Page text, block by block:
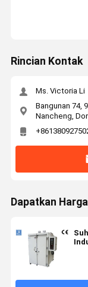
Rincian Kontak
Ms. Victoria Li
Bangunan 74,
Nancheng,
Dapatkan